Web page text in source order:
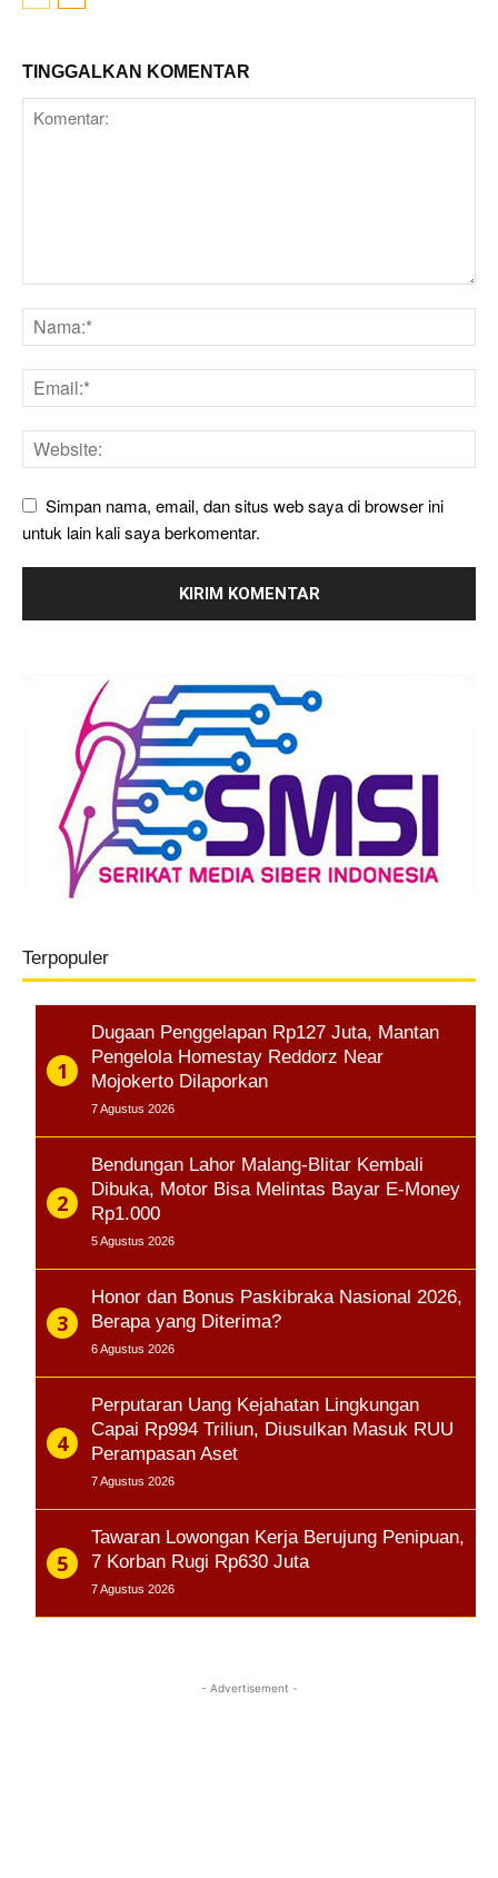
TINGGALKAN KOMENTAR
Simpan nama, email, dan situs web saya di browser ini
untuk lain kali saya berkomentar.
Terpopuler
Dugaan Penggelapan Rp127 Juta, Mantan
Pengelola Homestay Reddorz Near
Mojokerto Dilaporkan
7 Agustus 2026
Bendungan Lahor Malang-Blitar Kembali
Dibuka, Motor Bisa Melintas Bayar E-Money
Rp1.000
5 Agustus 2026
Honor dan Bonus Paskibraka Nasional 2026,
Berapa yang Diterima?
6 Agustus 2026
Perputaran Uang Kejahatan Lingkungan
Capai Rp994 Triliun, Diusulkan Masuk RUU
Perampasan Aset
7 Agustus 2026
Tawaran Lowongan Kerja Berujung Penipuan,
7 Korban Rugi Rp630 Juta
7 Agustus 2026
- Advertisement -